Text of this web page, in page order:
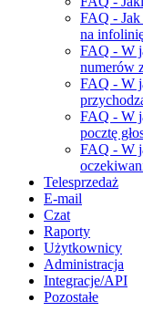
FAQ -
na
FAQ - W
numerów
FAQ - W
FAQ - W
pocztę
FAQ - W
Telesprzedaż
E-mail
Czat
Raporty
Użytkownicy
Administracja
Integracje/API
Pozostałe